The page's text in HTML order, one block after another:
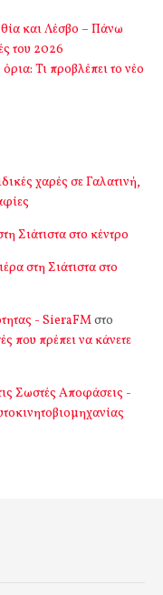
και Λέσβο – Πάνω
του 2026
Τι προβλέπει το νέο
χαρές σε Γαλατινή,
Σιάτιστα στο κέντρο
στη Σιάτιστα στο
- SieraFMστο
που πρέπει να κάνετε
Σωστές Αποφάσεις -